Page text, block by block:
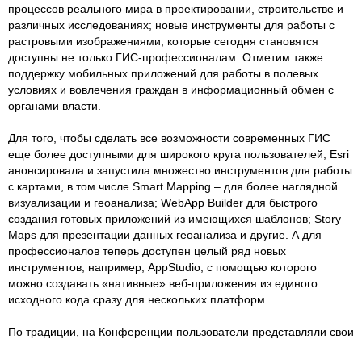
процессов реального мира в проектировании, строительстве и
различных исследованиях; новые инструменты для работы с
растровыми изображениями, которые сегодня становятся
доступны не только ГИС-профессионалам. Отметим также
поддержку мобильных приложений для работы в полевых
условиях и вовлечения граждан в информационный обмен с
органами власти.
Для того, чтобы сделать все возможности современных ГИС
еще более доступными для широкого круга пользователей, Esri
анонсировала и запустила множество инструментов для работы
с картами, в том числе Smart Mapping – для более наглядной
визуализации и геоанализа; WebApp Builder для быстрого
создания готовых приложений из имеющихся шаблонов; Story
Maps для презентации данных геоанализа и другие. А для
профессионалов теперь доступен целый ряд новых
инструментов, например, AppStudio, с помощью которого
можно создавать «нативные» веб-приложения из единого
исходного кода сразу для нескольких платформ.
По традиции, на Конференции пользователи представляли свои